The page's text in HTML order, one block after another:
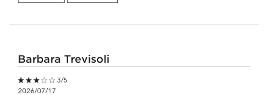
Barbara Trevisoli
3 out of 5 stars.
3/5
2026/07/17